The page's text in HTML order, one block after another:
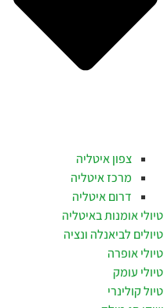
צפון איטליה
מרכז איטליה
דרום איטליה
טיולי אומנות באיטליה
טיולים לביאנלה ונציה
טיולי אופרה
טיולי עומק
טיול קולינרי